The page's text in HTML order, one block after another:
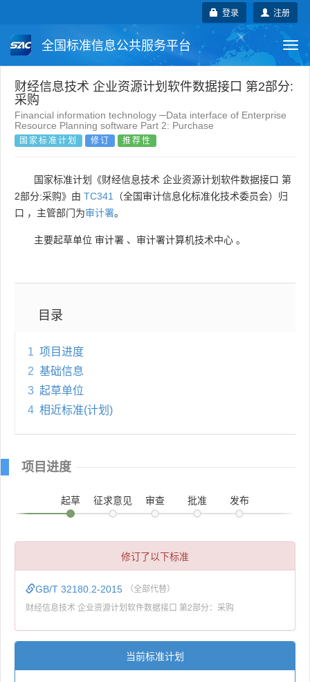
注册
登录
全国标准信息公共服务平台
国家标准 行业标准 地方标准
团体标准 企业标准 国际标准
财经信息技术 企业资源计划软件数据接口 第2部分:
采购
Financial information technology ─Data interface of Enterprise
Resource Planning software Part 2: Purchase
国家标准计划 修订 推荐性
国家标准计划《财经信息技术 企业资源计划软件数据接口 第
2部分:采购》由 TC341
（全国审计信息化标准化技术委员会）归
口 ，主管部门为审计署。
主要起草单位 审计署 、 审计署计算机技术中心 。
目录
1 项目进度
2 基础信息
3 起草单位
4 相近标准(计划)
项目进度
起草 征求意见 审查 批准 发布
修订了以下标准
GB/T 32180.2-2015 （全部代替）
财经信息技术 企业资源计划软件数据接口 第2部分：采购
当前标准计划